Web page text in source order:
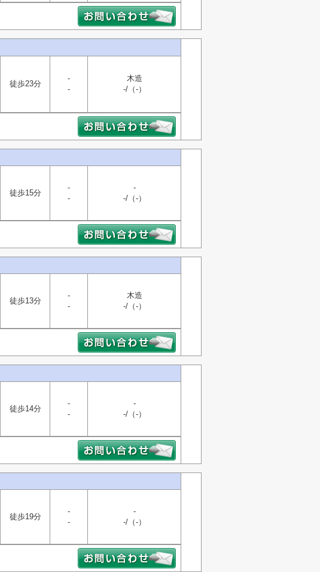
徒歩23分
-
-
木造
-/（-）
徒歩15分
-
-
-
-/（-）
徒歩13分
-
-
木造
-/（-）
徒歩14分
-
-
-
-/（-）
徒歩19分
-
-
-
-/（-）